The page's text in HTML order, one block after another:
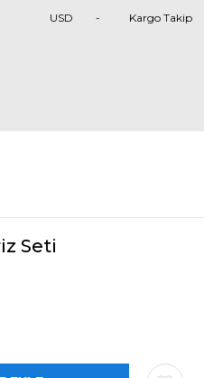
Kargo Takip
USD
Seti